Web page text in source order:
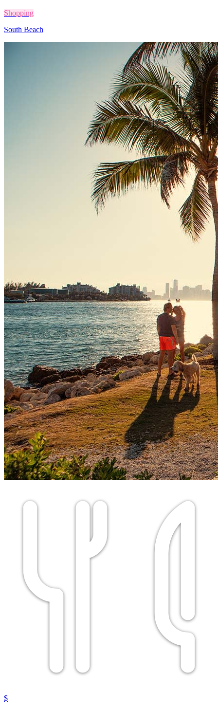
Shopping
South Beach
$